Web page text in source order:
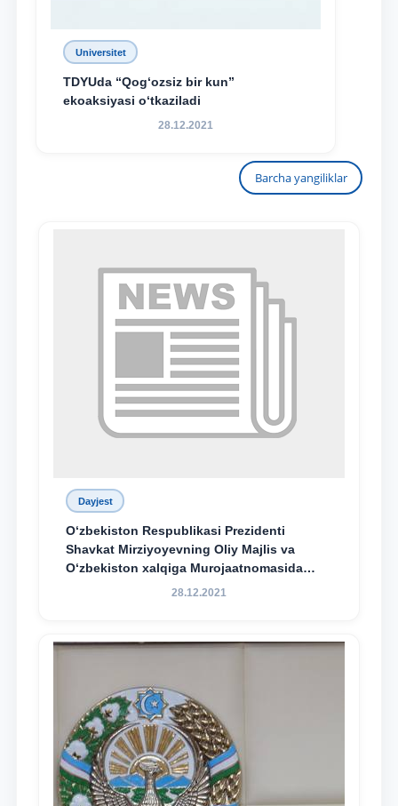
Universitet
TDYUda “Qog‘ozsiz bir kun”
ekoaksiyasi o‘tkaziladi
28.12.2021
Barcha yangiliklar
Dayjest
O‘zbekiston Respublikasi Prezidenti
Shavkat Mirziyoyevning Oliy Majlis va
O‘zbekiston xalqiga Murojaatnomasida
belgilangan vazifalar mazmun-mohiyatini
dayjesti
28.12.2021